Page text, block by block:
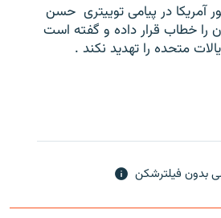
آمریکا در پیامی توییتری ‌ حسن
را خطاب قرار داده و گفته است
متحده را تهدید نکند .
بدون فیلترشکن